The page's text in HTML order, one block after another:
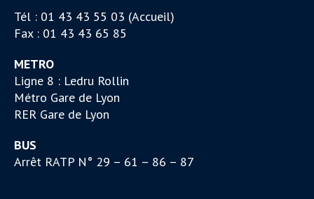
Tél : 01 43 43 55 03 (Accueil)
Fax : 01 43 43 65 85
METRO
Ligne 8 : Ledru Rollin
Métro Gare de Lyon
RER Gare de Lyon
BUS
Arrêt RATP N° 29 – 61 – 86 – 87